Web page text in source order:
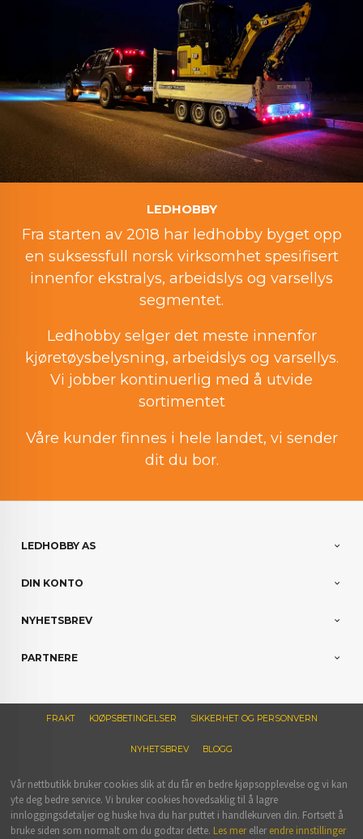
LEDHOBBY
Fra starten av 2018 har ledhobby byget opp
en suksessfull norsk virksomhet spesifisert
innenfor ekstralys, arbeidslys og varsellys
segmentet.
Ledhobby selger det meste innenfor
kjøretøysbelysning, arbeidslys og varsellys.
Vi jobber kontinuerlig med å utvide
sortimentet
Våre kunder finnes i hele landet, vi sender
dit du bor.
LEDHOBBY AS
DIN KONTO
NYHETSBREV
PARTNERE
FRAKT KJØPSBETINGELSER SIKKERHET OG PERSONVERN
NYHETSBREV BLOGG
Vår nettbutikk bruker cookies slik at du får en bedre kjøpsopplevelse og vi kan
yte deg bedre service. Vi bruker cookies hovedsaklig til å lagre
innloggingsdetaljer og huske hva du har puttet i handlekurven din. Fortsett å
bruke siden som normalt om du godtar dette. Les merellerendre innstillinger